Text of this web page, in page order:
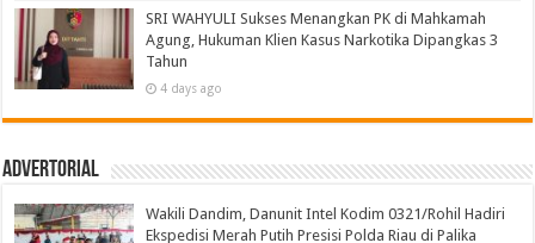
SRI WAHYULI Sukses Menangkan PK di Mahkamah
Agung, Hukuman Klien Kasus Narkotika Dipangkas 3
Tahun
4 days ago
Advertorial
Wakili Dandim, Danunit Intel Kodim 0321/Rohil Hadiri
Ekspedisi Merah Putih Presisi Polda Riau di Palika